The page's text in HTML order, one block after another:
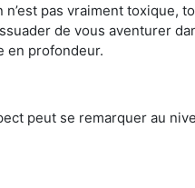
pas vraiment toxique,
de vous aventurer
en profondeur.
peut se remarquer au